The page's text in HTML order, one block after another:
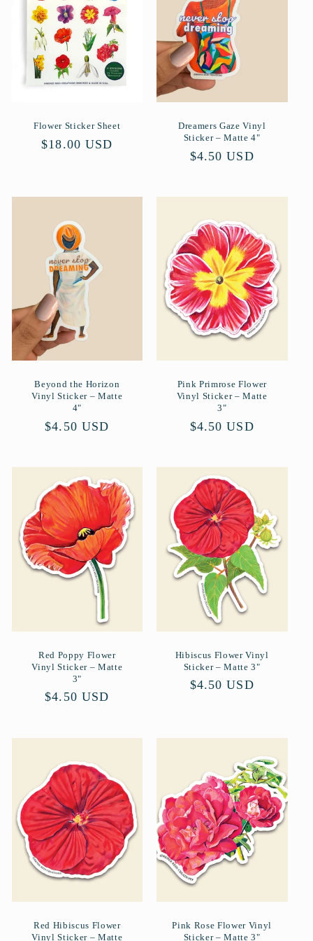
Flower Sticker Sheet
Normaler
$18.00 USD
Dreamers Gaze Vinyl
Sticker – Matte 4"
Normaler
$4.50 USD
Beyond the Horizon
Vinyl Sticker – Matte
4"
Normaler
$4.50 USD
Pink Primrose Flower
Vinyl Sticker – Matte
3"
Normaler
$4.50 USD
Red Poppy Flower
Vinyl Sticker – Matte
3"
Normaler
$4.50 USD
Hibiscus Flower Vinyl
Sticker – Matte 3"
Normaler
$4.50 USD
Red Hibiscus Flower
Vinyl Sticker – Matte
Pink Rose Flower Vinyl
Sticker – Matte 3"